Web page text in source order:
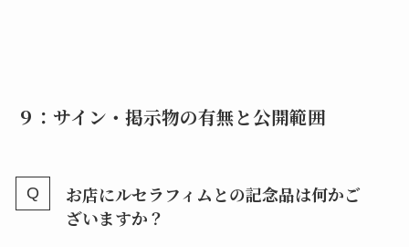
９：サイン・掲示物の有無と公開範囲
お店にルセラフィムとの記念品は何かご
ざいますか？